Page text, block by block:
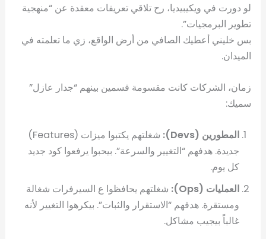
لو دورت في ويكيبيديا، رح تلاقي تعريفات معقدة عن “منهجية
تطوير البرمجيات”.
بس خليني أعطيك الصافي من أرض الواقع، زي ما تعلمته في
الميدان.
زمان، الشركات كانت مقسومة قسمين بينهم “جدار عازل”
سميك:
المطورين (Devs):
شغلتهم يكتبوا ميزات (Features)
جديدة. هدفهم “التغيير والسرعة”. بيحبوا يرفعوا كود جديد
كل يوم.
العمليات (Ops):
شغلتهم يحافظوا ع السيرفرات شغالة
ومستقرة. هدفهم “الاستقرار والثبات”. بيكرهوا التغيير لأنه
غالباً بيجيب مشاكل.